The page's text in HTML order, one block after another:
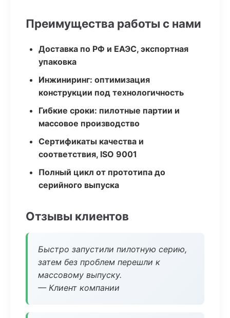
Преимущества работы с нами
Доставка по РФ и ЕАЭС, экспортная
упаковка
Инжиниринг: оптимизация
конструкции под технологичность
Гибкие сроки: пилотные партии и
массовое производство
Сертификаты качества и
соответствия, ISO 9001
Полный цикл от прототипа до
серийного выпуска
Отзывы клиентов
Быстро запустили пилотную серию,
затем без проблем перешли к
массовому выпуску.
— Клиент компании